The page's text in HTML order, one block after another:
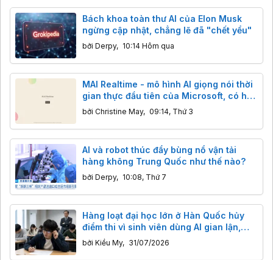
Bách khoa toàn thư AI của Elon Musk
ngừng cập nhật, chẳng lẽ đã "chết yểu"
bởi Derpy, 10:14 Hôm qua
MAI Realtime - mô hình AI giọng nói thời
gian thực đầu tiên của Microsoft, có hỗ
trợ tiếng Việt
bởi Christine May, 09:14, Thứ 3
AI và robot thúc đẩy bùng nổ vận tải
hàng không Trung Quốc như thế nào?
bởi Derpy, 10:08, Thứ 7
Hàng loạt đại học lớn ở Hàn Quốc hủy
điểm thi vì sinh viên dùng AI gian lận,
phải quay lại thi viết tay
bởi Kiều My, 31/07/2026